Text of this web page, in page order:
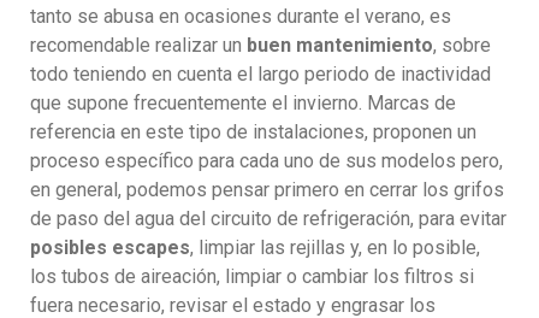
tanto se abusa en ocasiones durante el verano, es
recomendable realizar un buen mantenimiento, sobre
todo teniendo en cuenta el largo periodo de inactividad
que supone frecuentemente el invierno. Marcas de
referencia en este tipo de instalaciones, proponen un
proceso específico para cada uno de sus modelos pero,
en general, podemos pensar primero en cerrar los grifos
de paso del agua del circuito de refrigeración, para evitar
posibles escapes, limpiar las rejillas y, en lo posible,
los tubos de aireación, limpiar o cambiar los filtros si
fuera necesario, revisar el estado y engrasar los